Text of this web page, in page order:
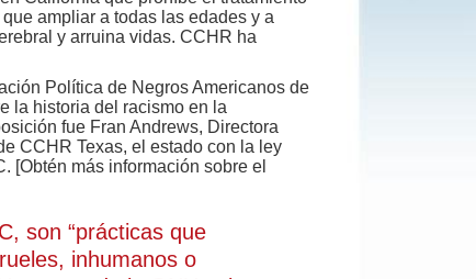
ampliar a todas las edades y a
y arruina vidas. CCHR ha
Política de Negros Americanos de
la historia del racismo en la
fue Fran Andrews, Directora
CCHR Texas, el estado con la ley
[Obtén más información sobre el
son “prácticas que
inhumanos o